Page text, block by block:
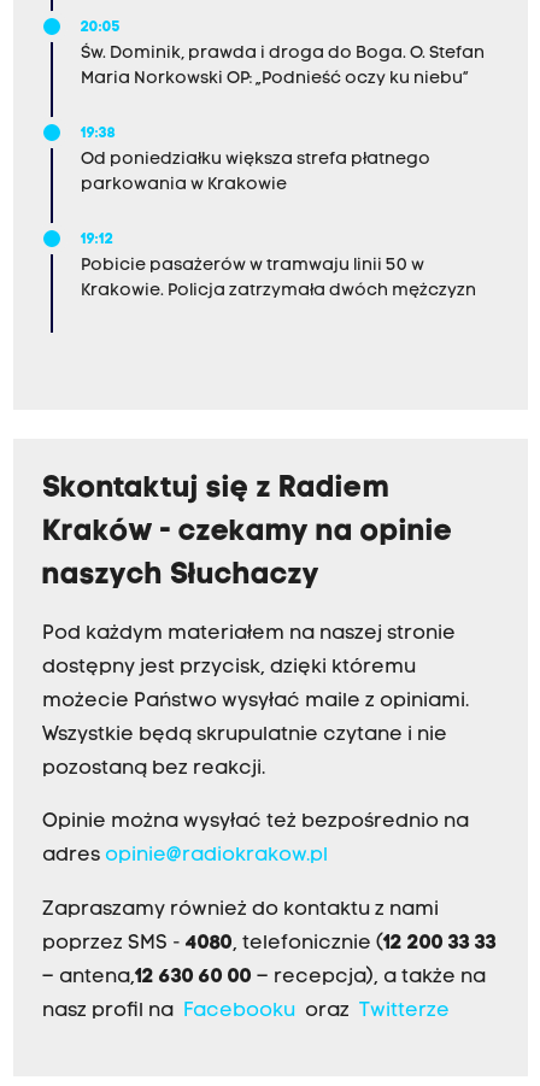
20:05
Św. Dominik, prawda i droga do Boga. O. Stefan
Maria Norkowski OP: „Podnieść oczy ku niebu”
19:38
Od poniedziałku większa strefa płatnego
parkowania w Krakowie
19:12
Pobicie pasażerów w tramwaju linii 50 w
Krakowie. Policja zatrzymała dwóch mężczyzn
Skontaktuj się z Radiem
Kraków - czekamy na opinie
naszych Słuchaczy
Pod każdym materiałem na naszej stronie
dostępny jest przycisk, dzięki któremu
możecie Państwo wysyłać maile z opiniami.
Wszystkie będą skrupulatnie czytane i nie
pozostaną bez reakcji.
Opinie można wysyłać też bezpośrednio na
adres opinie@radiokrakow.pl
Zapraszamy również do kontaktu z nami
poprzez SMS - 4080, telefonicznie (12 200 33 33
– antena,12 630 60 00 – recepcja), a także na
nasz profil na
Facebookuoraz Twitterze